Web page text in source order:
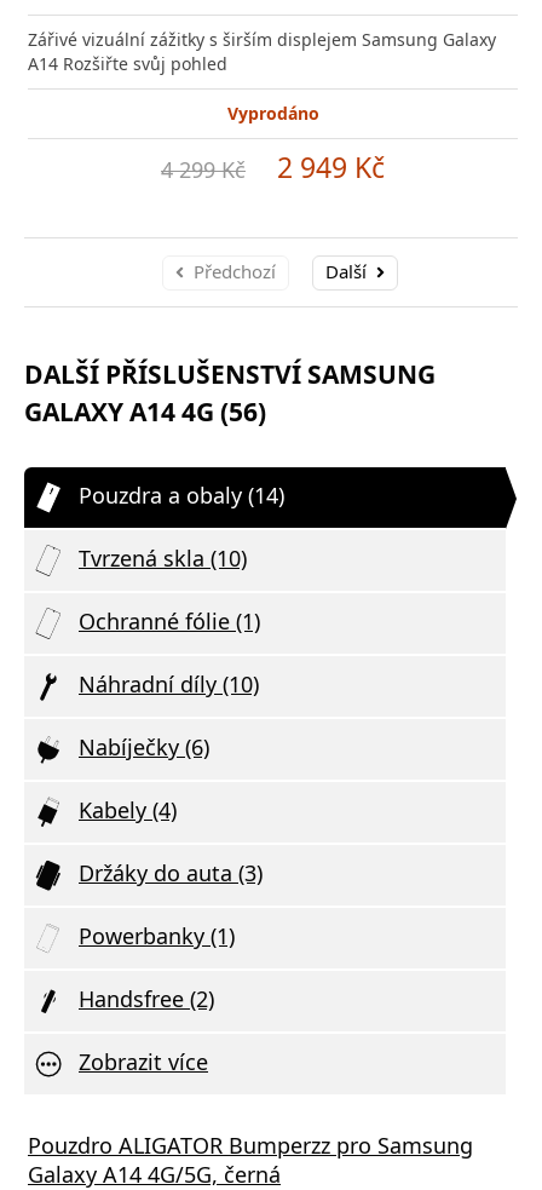
Zářivé vizuální zážitky s širším displejem Samsung Galaxy
A14 Rozšiřte svůj pohled
Vyprodáno
4 299 Kč 2 949 Kč
Předchozí Další
DALŠÍ PŘÍSLUŠENSTVÍ SAMSUNG
GALAXY A14 4G (56)
Pouzdra a obaly (14)
Tvrzená skla (10)
Ochranné fólie (1)
Náhradní díly (10)
Nabíječky (6)
Kabely (4)
Držáky do auta (3)
Powerbanky (1)
Handsfree (2)
Zobrazit více
Pouzdro ALIGATOR Bumperzz pro Samsung
Galaxy A14 4G/5G, černá